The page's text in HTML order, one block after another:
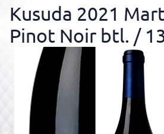
Kusuda 2021
Pinot Noir btl. /